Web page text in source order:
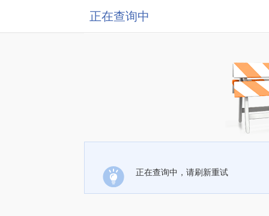
正在查询中
正在查询中，请刷新重试